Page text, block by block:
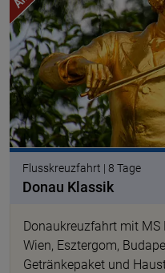
Flusskreuzfahrt | 8 Tage
Donau Klassik
Donaukreuzfahrt mit
Wien, Esztergom,
Getränkepaket und